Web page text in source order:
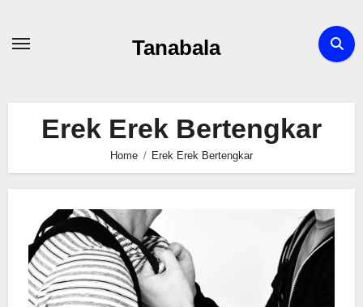
Tanabala
Erek Erek Bertengkar
Home Erek Erek Bertengkar